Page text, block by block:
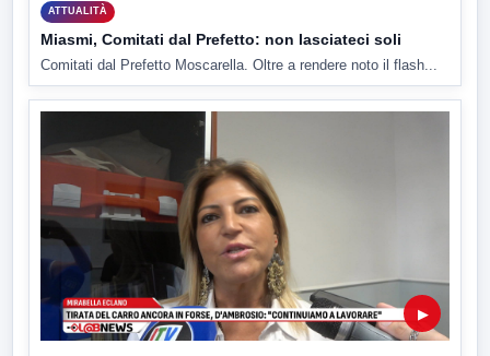
ATTUALITÀ
Miasmi, Comitati dal Prefetto: non lasciateci soli
Comitati dal Prefetto Moscarella. Oltre a rendere noto il flash...
▶